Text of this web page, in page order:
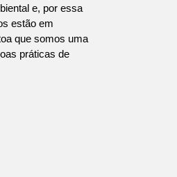
e, por essa
estão em
que somos uma
práticas de